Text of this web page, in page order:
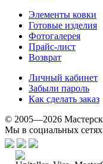
Элементы ковки
Готовые изделия
Фотогалерея
Прайс-лист
Возврат
Личный кабинет
Забыли пароль
Как сделать заказ
© 2005—2026
Мы в социальных